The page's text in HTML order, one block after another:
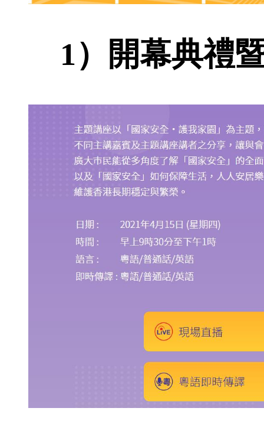
1）開幕典禮